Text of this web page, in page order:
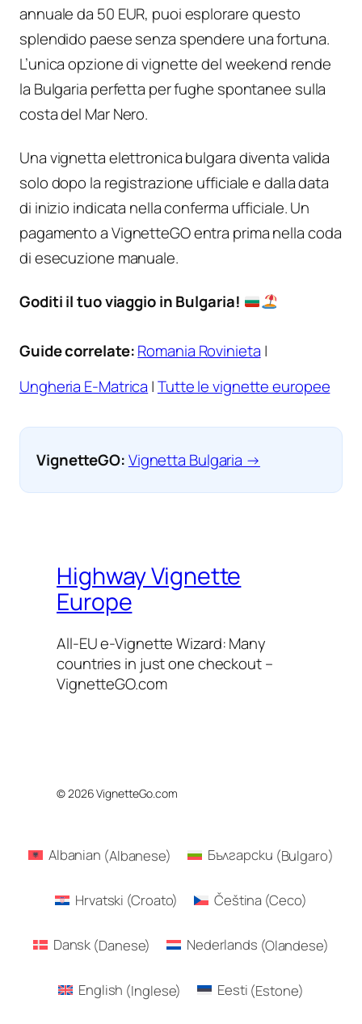
annuale da 50 EUR, puoi esplorare questo
splendido paese senza spendere una fortuna.
L’unica opzione di vignette del weekend rende
la Bulgaria perfetta per fughe spontanee sulla
costa del Mar Nero.
Una vignetta elettronica bulgara diventa valida
solo dopo la registrazione ufficiale e dalla data
di inizio indicata nella conferma ufficiale. Un
pagamento a VignetteGO entra prima nella coda
di esecuzione manuale.
Goditi il tuo viaggio in Bulgaria!
Guide correlate:Romania Rovinieta |
Ungheria E-Matrica |Tutte le vignette europee
VignetteGO:Vignetta Bulgaria →
Highway Vignette
Europe
All-EU e-Vignette Wizard: Many
countries in just one checkout –
VignetteGO.com
© 2026 VignetteGo.com
Albanian (Albanese) Български (Bulgaro)
Hrvatski (Croato) Čeština (Ceco)
Dansk (Danese) Nederlands (Olandese)
English (Inglese) Eesti (Estone)